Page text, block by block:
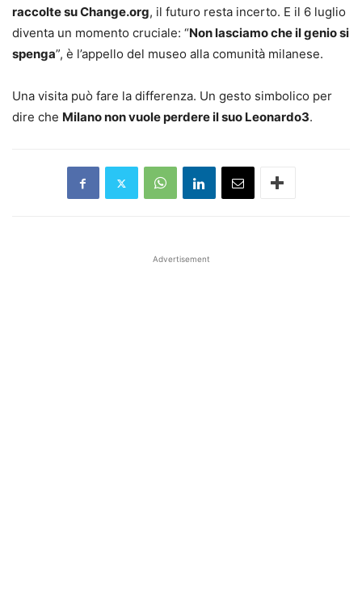
raccolte su Change.org, il futuro resta incerto. E il 6 luglio
diventa un momento cruciale: “Non lasciamo che il genio si
spenga”, è l’appello del museo alla comunità milanese.
Una visita può fare la differenza. Un gesto simbolico per
dire che Milano non vuole perdere il suo Leonardo3.
Advertisement